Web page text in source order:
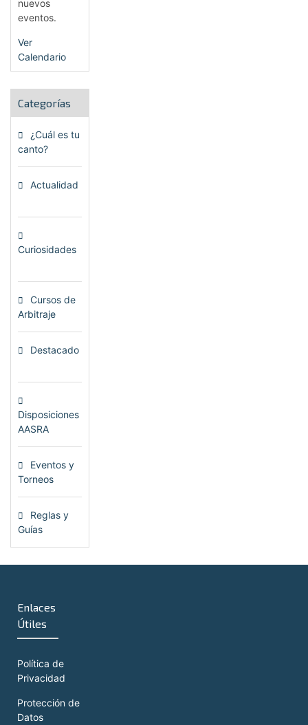
nuevos
eventos.
Ver
Calendario
Categorías
¿Cuál es tu
canto?
Actualidad
Curiosidades
Cursos de
Arbitraje
Destacado
Disposiciones
AASRA
Eventos y
Torneos
Reglas y
Guías
Enlaces
Útiles
Política de
Privacidad
Protección de
Datos